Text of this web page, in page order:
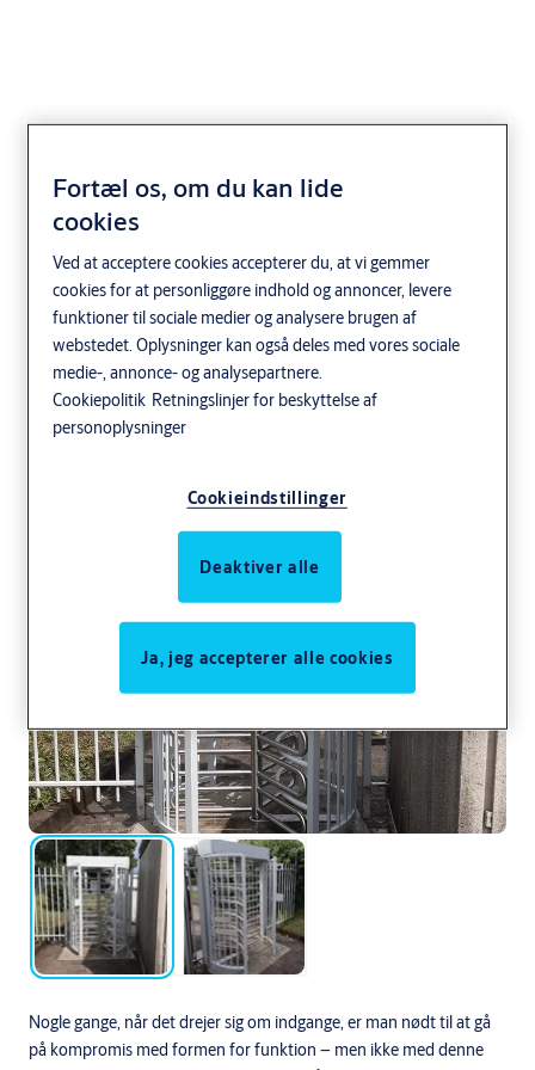
ASSA ABLOY FT400
personkarrusel i fuld
højde
Transport og rejser Uddannelse Underholdning
Sundhed og Pleje Myndigheder
Kontorer og virksomheder
Nogle gange, når det drejer sig om indgange, er man nødt til at gå
på kompromis med formen for funktion – men ikke med denne
Fortæl os, om du kan lide
cookies
Ved at acceptere cookies accepterer du, at vi gemmer
cookies for at personliggøre indhold og annoncer, levere
funktioner til sociale medier og analysere brugen af
webstedet. Oplysninger kan også deles med vores sociale
medie-, annonce- og analysepartnere.
Cookiepolitik Retningslinjer for beskyttelse af
personoplysninger
Cookieindstillinger
Deaktiver alle
Ja, jeg accepterer alle cookies